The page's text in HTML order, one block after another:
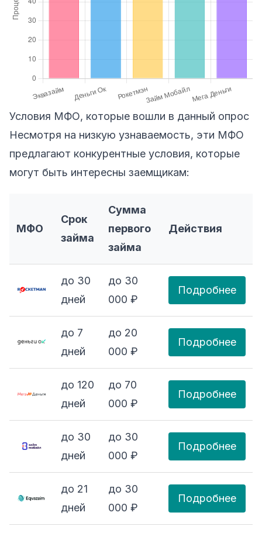
Условия МФО, которые вошли в данный опрос
Несмотря на низкую узнаваемость, эти МФО
предлагают конкурентные условия, которые
могут быть интересны заемщикам:
МФО
Срок
займа
Сумма
первого
займа
Действия
до 30
дней
до 30
000 ₽
Подробнее
до 7
дней
до 20
000 ₽
Подробнее
до 120
дней
до 70
000 ₽
Подробнее
до 30
дней
до 30
000 ₽
Подробнее
до 21
дней
до 30
000 ₽
Подробнее